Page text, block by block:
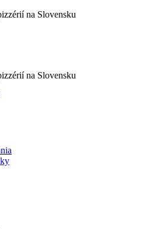
na Slovensku
na Slovensku